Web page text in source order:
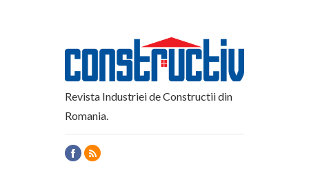
Revista Industriei de Constructii din
Romania.